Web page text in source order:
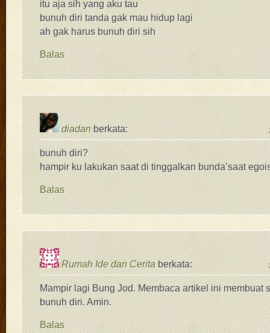
itu aja sih yang aku tau
bunuh diri tanda gak mau hidup lagi
ah gak harus bunuh diri sih
Balas
diadan berkata:
bunuh diri?
hampir ku lakukan saat di tinggalkan bunda’saat
Balas
Rumah Ide dan Cerita berkata:
Mampir lagi Bung Jod. Membaca artikel ini membuat
bunuh diri. Amin.
Balas